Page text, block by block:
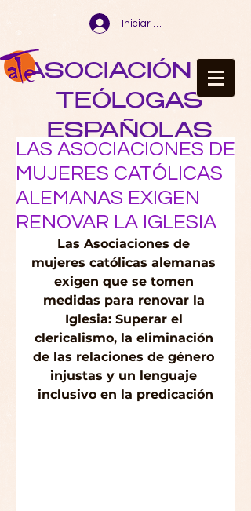
Iniciar sesión
ASOCIACIÓN DE
TEÓLOGAS
ESPAÑOLAS
LAS ASOCIACIONES DE
MUJERES CATÓLICAS
ALEMANAS EXIGEN
RENOVAR LA IGLESIA
Las Asociaciones de
mujeres católicas alemanas
exigen que se tomen
medidas para renovar la
Iglesia: Superar el
clericalismo, la eliminación
de las relaciones de género
injustas y un lenguaje
inclusivo en la predicación